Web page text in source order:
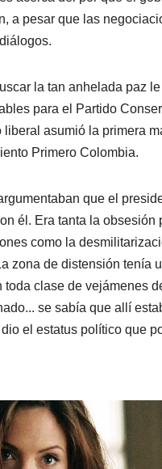
a pesar que las
la tan anhelada paz
para el Partido
liberal asumió la primera
Primero Colombia.
que el
él. Era tanta la
como la
zona de distensión tenía
toda clase de vejámenes
se sabía que allí
el estatus político que